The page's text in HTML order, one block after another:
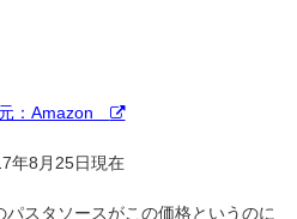
：Amazon
8月25日現在
スタソースがこの価格というのに